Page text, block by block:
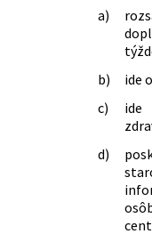
119/2023 Z. z.
293/2023 Z. z.
529/2023 Z. z.
a)
b)
ide
c)
ide
d)